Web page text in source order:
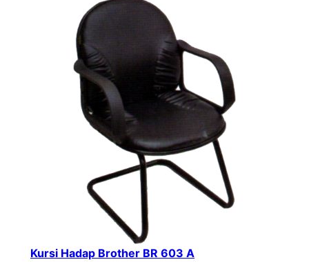
Kursi Hadap Brother BR 603 A